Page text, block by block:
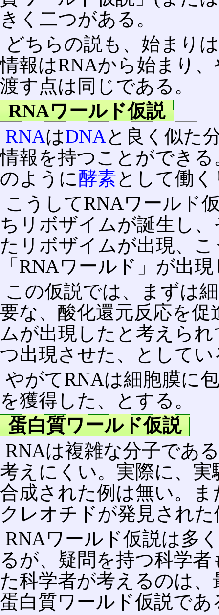
きく二つがある。
どちらの説も、始まり
情報はRNAから始まり
渡す点は同じである。
RNAワールド仮説
RNAはDNAと良く似た
情報を持つことができ
のように酵素として働
こうしてRNAワールド
ちリボザイムが誕生し
たリボザイムが出現、
「RNAワールド」が出
この仮説では、まずは
要な、酸化還元反応を
ムが出現したと考えら
つ出現させた、としてい
やがてRNAは細胞膜に
を獲得した、とする。
蛋白質ワールド仮説
RNAは複雑な分子であ
考えにくい。実際に、
合成された例は無い。ま
クレオチドが発見され
RNAワールド仮説は多
るが、疑問を持つ科学
た科学者が考えるのは
蛋白質ワールド仮説であ